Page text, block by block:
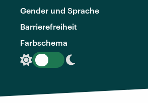
Gender und Sprache
Barrierefreiheit
Farbschema